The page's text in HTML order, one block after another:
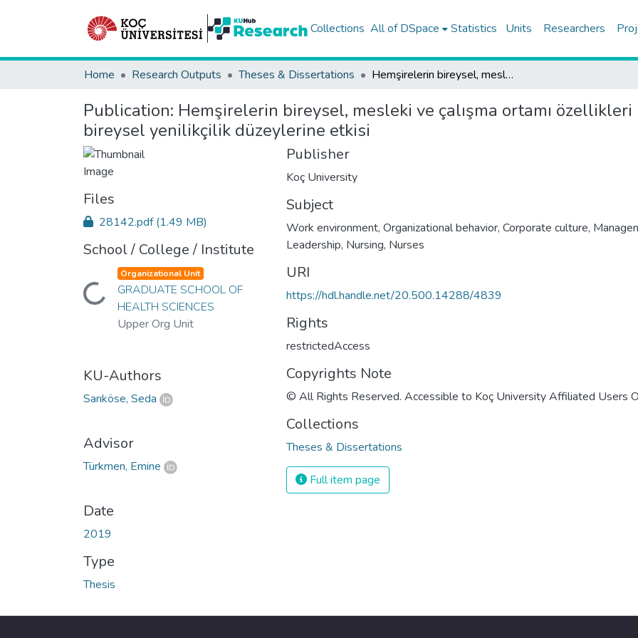
Collections All of DSpace Statistics Units Researchers
Home Research Outputs Theses & Dissertations Hemşirelerin bireysel, mesleki ve çalışma ortamı özellikleri ile dönüşümcü liderliğin bireysel yenilikçilik düzeylerine etkisi
Publication: Hemşirelerin bireysel, mesleki ve çalışma ortamı
bireysel yenilikçilik düzeylerine etkisi
Files
28142.pdf(1.49 MB)
School / College / Institute
Loading...
Organizational Unit
GRADUATE SCHOOL OF
HEALTH SCIENCES
Upper Org Unit
KU-Authors
Sarıköse, Seda
Advisor
Türkmen, Emine
Date
2019
Type
Thesis
Publisher
Koç University
Subject
Work environment, Organizational behavior, Corporate culture,
Leadership, Nursing, Nurses
URI
https://hdl.handle.net/20.500.14288/4839
Rights
restrictedAccess
Copyrights Note
© All Rights Reserved. Accessible to Koç University Affiliated Users
Collections
Theses & Dissertations
Full item page